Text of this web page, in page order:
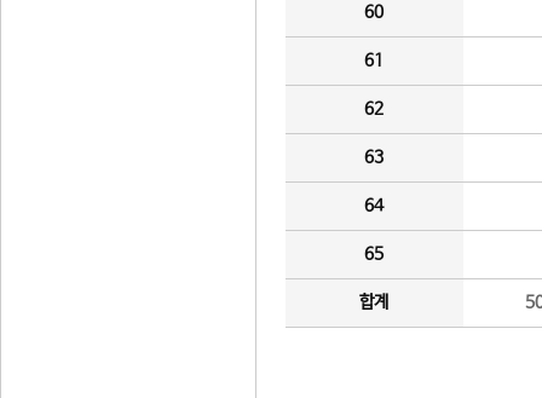
60
61
62
63
64
65
합계